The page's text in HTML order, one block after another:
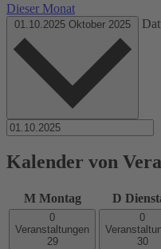
Dieser Monat
01.10.2025 Oktober 2025
Kalender von
M Montag D
0
Veranstaltungen
29
0
30